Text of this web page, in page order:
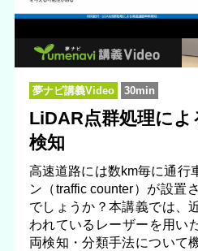
夢ナビ講義Video 30min
LiDAR点群処理によ
検知
高速道路には数km毎に通行
ン（traffic counter）が設置
でしょうか？本講義では、
われているレーザーを用い
両検知・分類手法について